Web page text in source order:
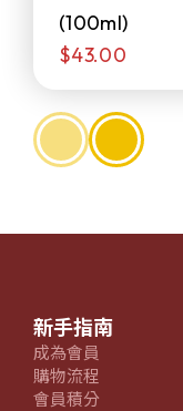
(100ml)
$43.00
新手指南
成為會員
購物流程
會員積分